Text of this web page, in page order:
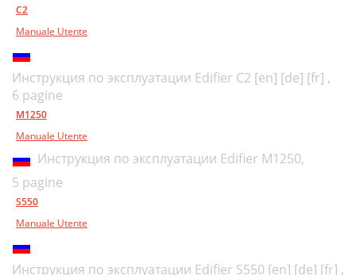
C2
Manuale Utente
Инструкция по эксплуатации Edifier C2 [en] [de] [fr] ,
6 pagine
M1250
Manuale Utente
Инструкция по эксплуатации Edifier M1250,
5 pagine
S550
Manuale Utente
Инструкция по эксплуатации Edifier S550 [en] [de] [fr] ,